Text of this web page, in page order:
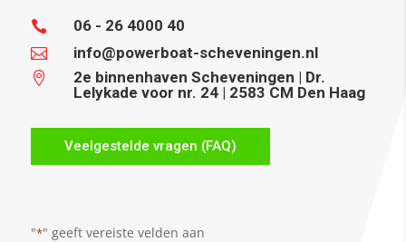
 06 - 26 4000 40
 info@powerboat-scheveningen.nl

2e binnenhaven Scheveningen | Dr.
Lelykade voor nr. 24 | 2583 CM Den Haag
Veelgestelde vragen (FAQ)
"*" geeft vereiste velden aan